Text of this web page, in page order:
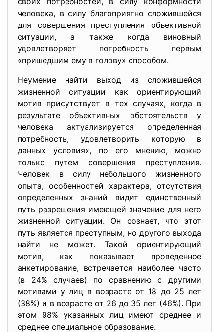
человека, в силу благоприятно сложившейся
для совершения преступления объективной
ситуации, а также когда виновный
удовлетворяет потребность первым
«пришедшим ему в голову» способом.
Неумение найти выход из сложившейся
жизненной ситуации как ориентирующий
мотив присутствует в тех случаях, когда в
результате объективных обстоятельств у
человека актуализируется определенная
потребность, удовлетворить которую в
данных условиях, по его мнению, можно
только путем совершения преступления.
Человек в силу небольшого жизненного
опыта, особенностей характера, отсутствия
определенных знаний видит единственный
путь разрешения имеющей значение для него
жизненной ситуации. Он сознает, что этот
путь является преступным, но другого выхода
найти не может. Такой ориентирующий
мотив, как показывает проведенное
анкетирование, встречается наиболее часто
(в 24% случаев) по сравнению с другими
мотивами у лиц в возрасте от 18 до 25 лет
(38%) и в возрасте от 26 до 35 лет (46%). При
этом 98% указанных лиц имеют среднее и
среднее специальное образование.